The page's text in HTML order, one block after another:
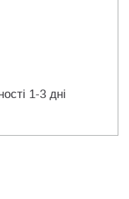
1-3 дні